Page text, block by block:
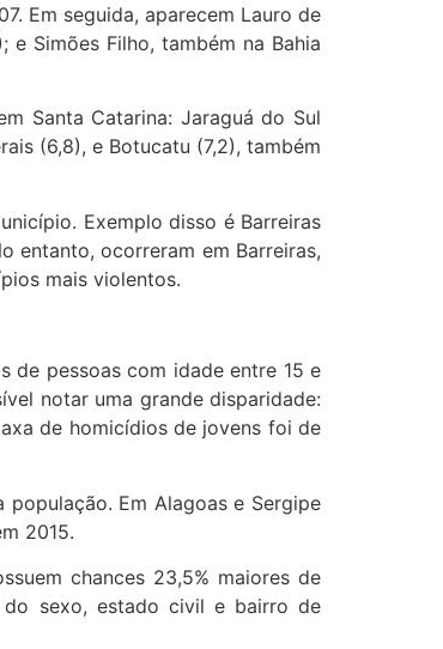
Em seguida, aparecem Lauro de
e Simões Filho, também na Bahia
Santa Catarina: Jaraguá do Sul
(6,8), e Botucatu (7,2), também
Exemplo disso é Barreiras
entanto, ocorreram em Barreiras,
mais violentos.
de pessoas com idade entre 15 e
notar uma grande disparidade:
de homicídios de jovens foi de
Em Alagoas e Sergipe
2015.
chances 23,5% maiores de
do sexo, estado civil e bairro de